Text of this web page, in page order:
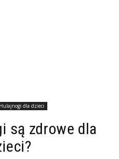
Hulajnogi dla dzieci
są zdrowe dla